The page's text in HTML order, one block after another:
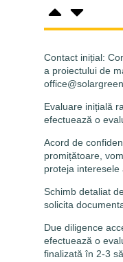
Contact inițial:
a proiectului de
Evaluare inițială
efectuează o
Acord de
promițătoare,
proteja interesele
Schimb detaliat
solicita
Due diligence
efectuează o
finalizată în 2-3